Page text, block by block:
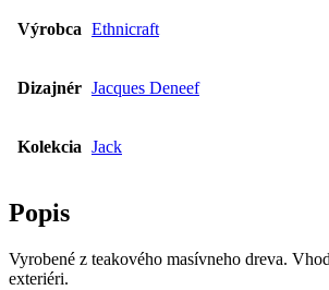
Výrobca Ethnicraft
Dizajnér Jacques Deneef
Kolekcia Jack
Popis
Vyrobené z teakového masívneho dreva.
exteriéri.